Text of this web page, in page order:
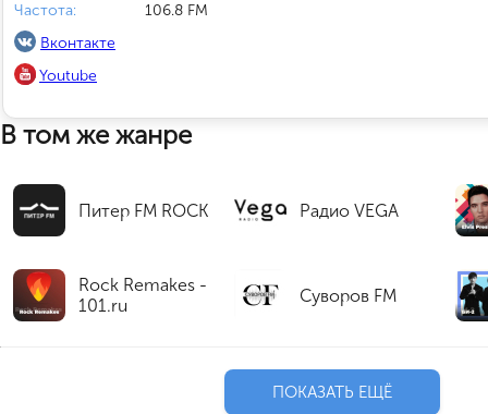
Частота:
106.8 FM
Вконтакте
Youtube
В том же жанре
Питер FM ROCK Радио VEGA
Rock Remakes -
101.ru
Суворов FM
ПОКАЗАТЬ ЕЩЁ